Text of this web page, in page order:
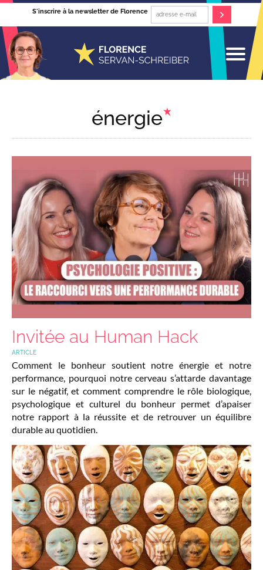
S'inscrire à la newsletter de Florence
énergie
Invitée au Human Hack
ARTICLE
Comment le bonheur soutient notre énergie et notre
performance, pourquoi notre cerveau s’attarde davantage
sur le négatif, et comment comprendre le rôle biologique,
psychologique et culturel du bonheur permet d’apaiser
notre rapport à la réussite et de retrouver un équilibre
durable au quotidien.